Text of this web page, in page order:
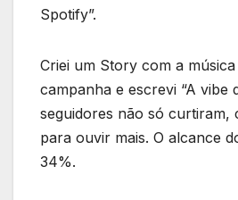
Spotify”.
Criei um Story com a
campanha e escrevi “A vibe
seguidores não só curtiram,
para ouvir mais. O alcance
34%.